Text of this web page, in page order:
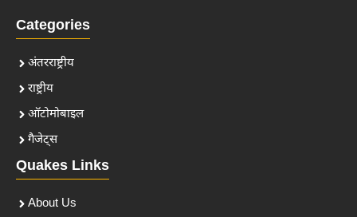
Categories
अंतरराष्ट्रीय
राष्ट्रीय
ऑटोमोबाइल
गैजेट्स
Quakes Links
About Us